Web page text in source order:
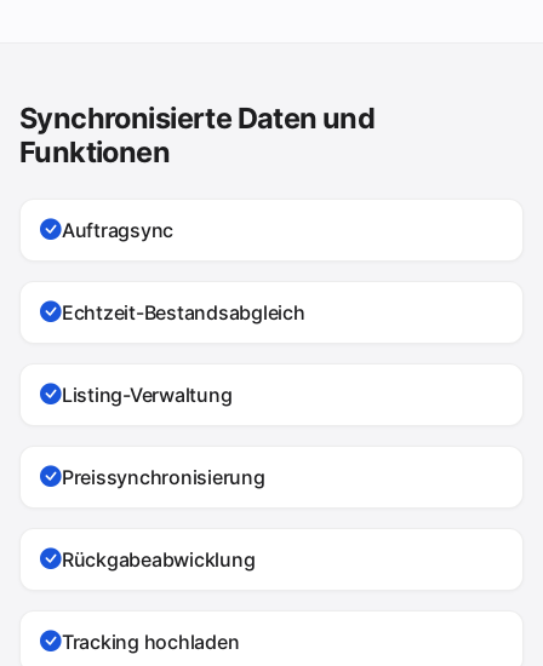
Synchronisierte Daten und
Funktionen
Auftragsync
Echtzeit-Bestandsabgleich
Listing-Verwaltung
Preissynchronisierung
Rückgabeabwicklung
Tracking hochladen